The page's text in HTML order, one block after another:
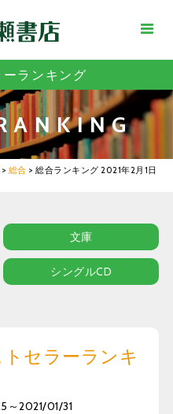
ランキング
> 総合 > 総合ランキング 2021年2月1日
文庫
シングルCD
セラーランキ
～2021/01/31